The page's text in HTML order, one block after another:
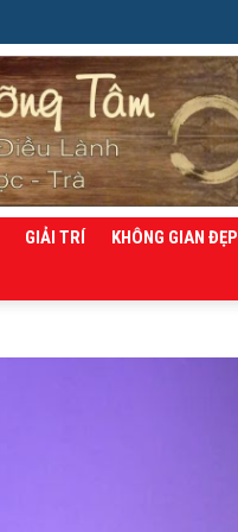
GIẢI TRÍ KHÔNG GIAN ĐẸP